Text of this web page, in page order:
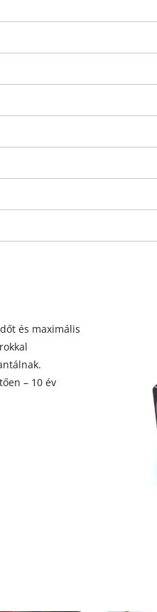
This content is not permitted to
The website owner needs
to the list of technologies
és maximális
– 10 év